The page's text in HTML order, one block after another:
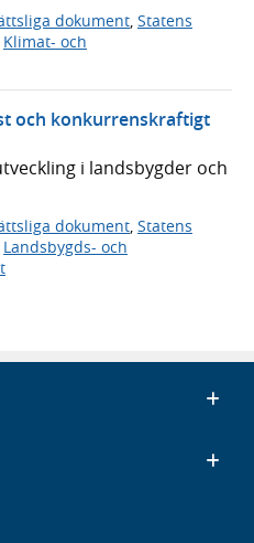
dokument Statens
Klimat- och
och konkurrenskraftigt
i landsbygder och
dokument, Statens
Landsbygds- och